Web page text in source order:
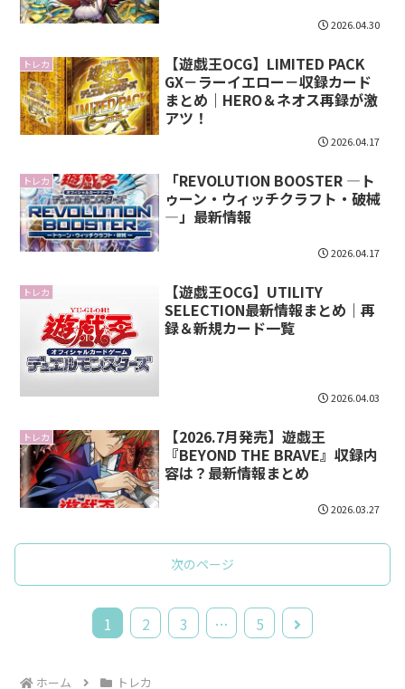
2026.04.30
トレカ
【遊戯王OCG】LIMITED PACK
GX－ラーイエロー－収録カード
まとめ｜HERO＆ネオス再録が激
アツ！
2026.04.17
トレカ
「REVOLUTION BOOSTER ―ト
ゥーン・ウィッチクラフト・破械
―」最新情報
2026.04.17
トレカ
【遊戯王OCG】UTILITY
SELECTION最新情報まとめ｜再
録＆新規カード一覧
2026.04.03
トレカ
【2026.7月発売】遊戯王
『BEYOND THE BRAVE』収録内
容は？最新情報まとめ
2026.03.27
次のページ
1 2 3 … 5
次
ホーム トレカ